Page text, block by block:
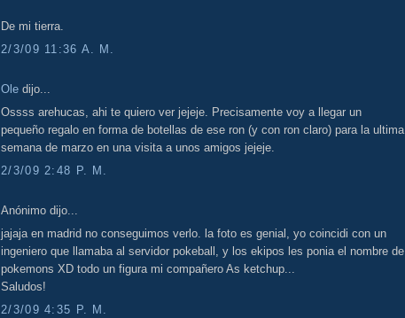
De mi tierra.
2/3/09 11:36 A. M.
Ole dijo...
Ossss arehucas, ahi te quiero ver jejeje. Precisamente voy a llegar un
pequeño regalo en forma de botellas de ese ron (y con ron claro) para la ultima
semana de marzo en una visita a unos amigos jejeje.
2/3/09 2:48 P. M.
Anónimo dijo...
jajaja en madrid no conseguimos verlo. la foto es genial, yo coincidi con un
ingeniero que llamaba al servidor pokeball, y los ekipos les ponia el nombre de
pokemons XD todo un figura mi compañero As ketchup...
Saludos!
2/3/09 4:35 P. M.